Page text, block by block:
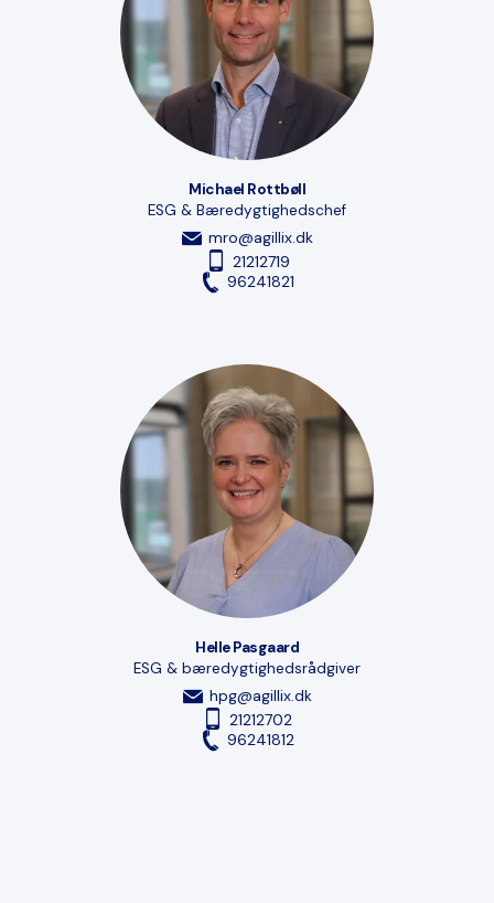
Michael Rottbøll
ESG & Bæredygtighedschef
mro@agillix.dk
21212719
96241821
Helle Pasgaard
ESG & bæredygtighedsrådgiver
hpg@agillix.dk
21212702
96241812